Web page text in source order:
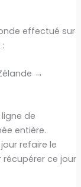
effectué sur
→
de
entière.
refaire le
ce jour